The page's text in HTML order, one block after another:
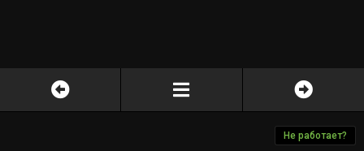
Не работает?